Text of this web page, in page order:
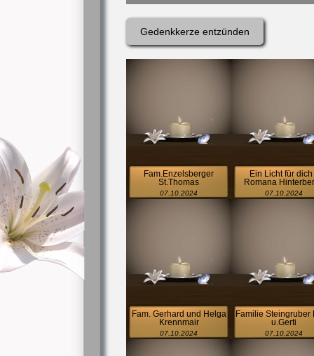
Gedenkkerze entzünden
Fam.Enzelsberger
St.Thomas
07.10.2024
Ein Licht für dich
Romana
07.10.2024
Fam. Gerhard und Helga
Krennmair
07.10.2024
Familie Steingruber
u.Gerti
07.10.2024